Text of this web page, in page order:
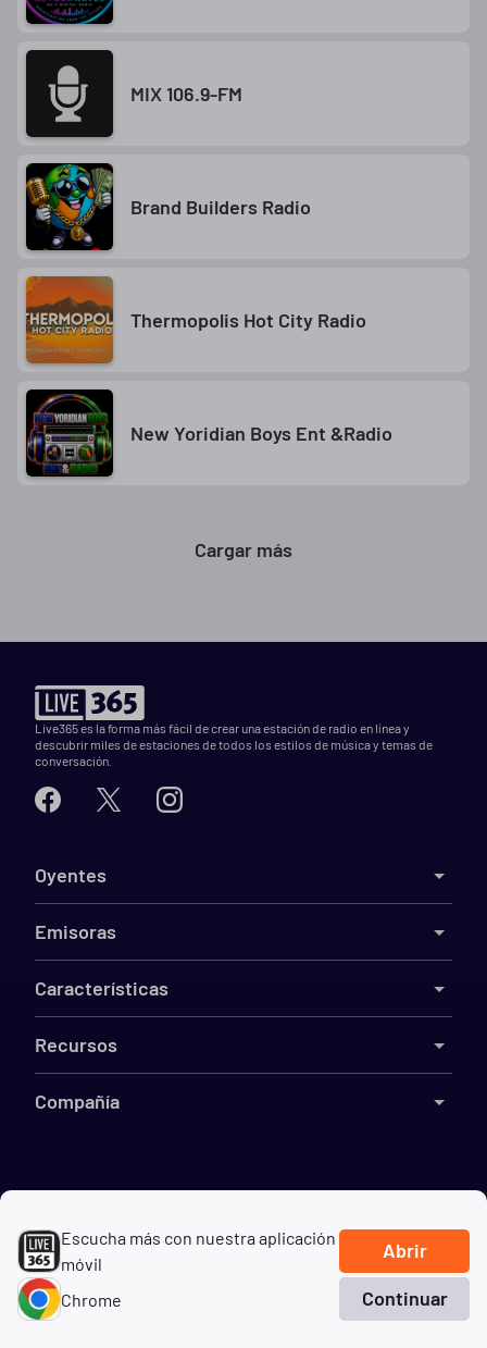
Escucha más con nuestra aplicación
móvil
Abrir
Chrome Continuar
MIX 106.9-FM
Brand Builders Radio
Thermopolis Hot City Radio
New Yoridian Boys Ent &Radio
Cargar más
Live365 es la forma más fácil de crear una estación de radio en línea y
descubrir miles de estaciones de todos los estilos de música y temas de
conversación.
Oyentes
Emisoras
Características
Recursos
Compañía
TérminosDMCAPrivacidad CookiesNo vender mi información